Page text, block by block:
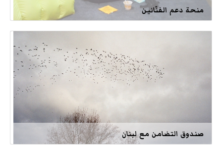
منحة دعم الفنّانين
صندوق التضامن مع لبنان